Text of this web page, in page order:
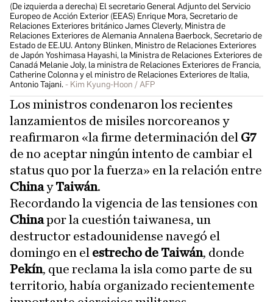
(De izquierda a derecha) El secretario General Adjunto del Servicio
Europeo de Acción Exterior (EEAS) Enrique Mora, Secretario de
Relaciones Exteriores británico James Cleverly, Ministra de
Relaciones Exteriores de Alemania Annalena Baerbock, Secretario de
Estado de EE.UU. Antony Blinken, Ministro de Relaciones Exteriores
de Japón Yoshimasa Hayashi, la Ministra de Relaciones Exteriores de
Canadá Melanie Joly, la ministra de Relaciones Exteriores de Francia,
Catherine Colonna y el ministro de Relaciones Exteriores de Italia,
Antonio Tajani.
Kim Kyung-Hoon / AFP
Los ministros condenaron los recientes
lanzamientos de misiles norcoreanos y
reafirmaron «la firme determinación del G7
de no aceptar ningún intento de cambiar el
status quo por la fuerza» en la relación entre
ChinayTaiwán.
Recordando la vigencia de las tensiones con
Chinapor la cuestión taiwanesa, un
destructor estadounidense navegó el
domingo en el estrecho de Taiwán, donde
Pekín, que reclama la isla como parte de su
territorio, había organizado recientemente